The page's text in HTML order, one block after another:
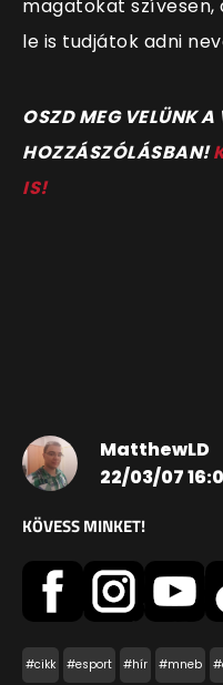
magatokat szívesen,
le is tudjátok adni
OSZD MEG VELÜNK A
HOZZÁSZÓLÁSBAN!
IS!
MatthewLD
22/03/07
KÖVESS MINKET!
#cikk #esport #hír #mneb